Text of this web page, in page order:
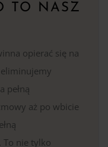
TO NASZ
opierać się na
pełną
aż po wbicie
To nie tylko